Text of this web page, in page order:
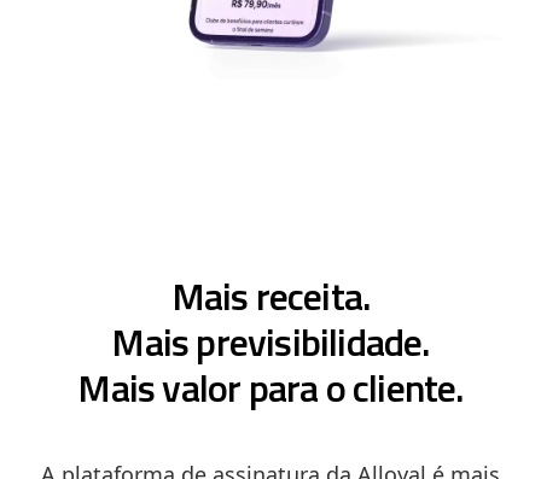
Mais receita.
Mais previsibilidade.
Mais valor para o cliente.